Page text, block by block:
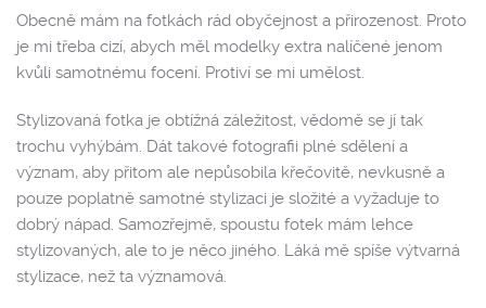
Obecně mám na fotkách rád obyčejnost a přirozenost. Proto
je mi třeba cizí, abych měl modelky extra nalíčené jenom
kvůli samotnému focení. Protiví se mi umělost.
Stylizovaná fotka je obtížná záležitost, vědomě se jí tak
trochu vyhýbám. Dát takové fotografii plné sdělení a
význam, aby přitom ale nepůsobila křečovitě, nevkusně a
pouze poplatně samotné stylizaci je složité a vyžaduje to
dobrý nápad. Samozřejmě, spoustu fotek mám lehce
stylizovaných, ale to je něco jiného. Láká mě spíše výtvarná
stylizace, než ta významová.